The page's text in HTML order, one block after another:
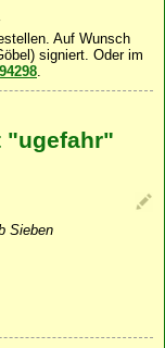
Auf Wunsch
signiert. Oder im
.
"ugefahr"
Sieben